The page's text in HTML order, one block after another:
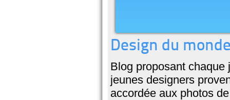
Design du
Blog proposant chaque
jeunes designers
accordée aux photos